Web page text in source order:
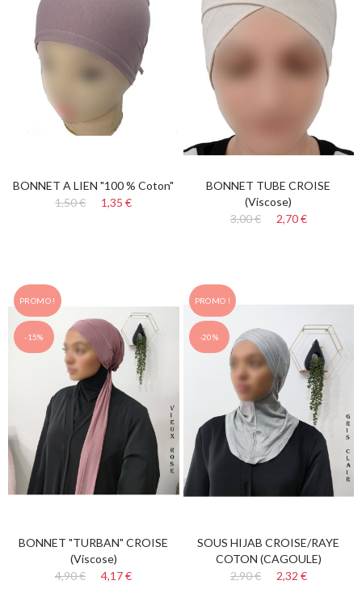
BONNET A LIEN "100 % Coton"
1,50 €
1,35 €
BONNET TUBE CROISE
(Viscose)
3,00 €
2,70 €
PROMO !
-15%
BONNET "TURBAN" CROISE
(Viscose)
4,90 €
4,17 €
PROMO !
-20%
SOUS HIJAB CROISE/RAYE
COTON (CAGOULE)
2,90 €
2,32 €